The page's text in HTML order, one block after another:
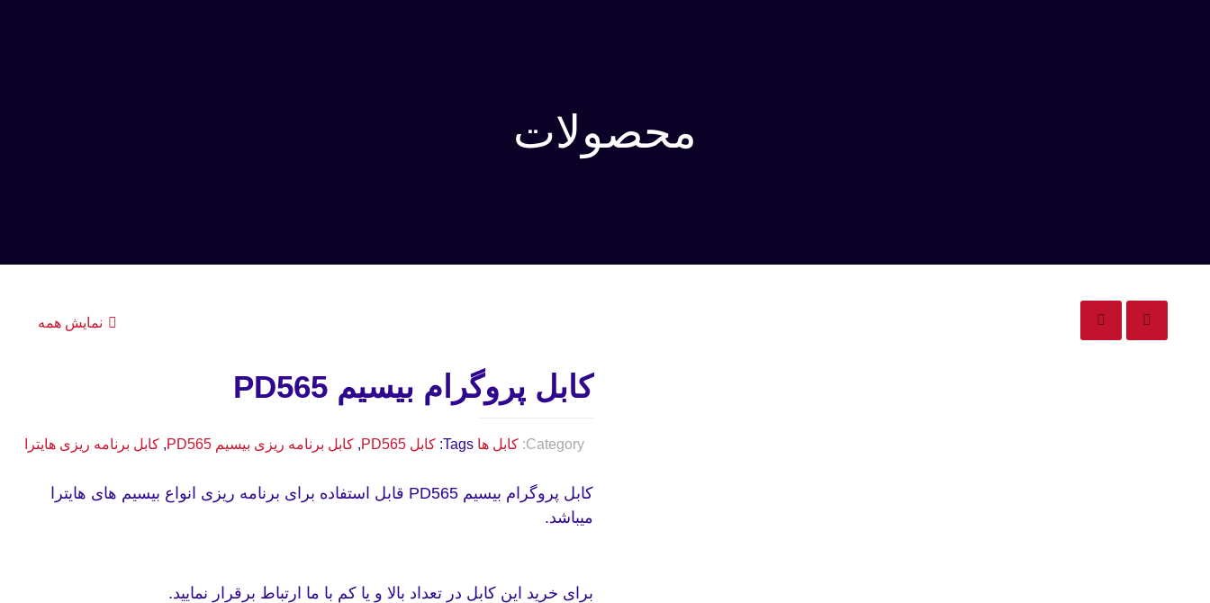
محصولات
نمایش همه
کابل پروگرام بیسیم PD565
کابل پروگرام بیسیم PD565 قابل استفاده برای برنامه ریزی انواع بیسیم های هایترا
میباشد.
برای خرید این کابل در تعداد بالا و یا کم با ما ارتباط برقرار نمایید.
Category: کابل ها Tags: کابل PD565 ,کابل برنامه ریزی بیسیم PD565 ,کابل برنامه ریزی هایترا